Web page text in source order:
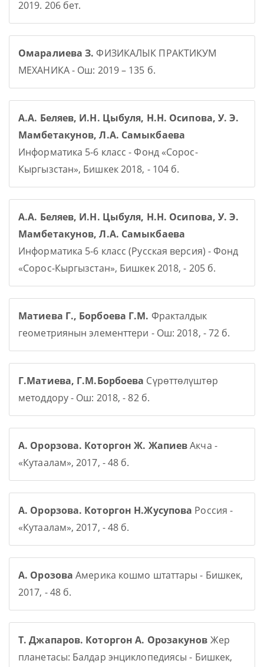
2019. 206 бет.
Омаралиева З. ФИЗИКАЛЫК ПРАКТИКУМ
МЕХАНИКА - Ош: 2019 – 135 б.
А.А. Беляев, И.Н. Цыбуля, Н.Н. Осипова, У. Э.
Мамбетакунов, Л.А. Самыкбаева
Информатика 5-6 класс - Фонд «Сорос-
Кыргызстан», Бишкек 2018, - 104 б.
А.А. Беляев, И.Н. Цыбуля, Н.Н. Осипова, У. Э.
Мамбетакунов, Л.А. Самыкбаева
Информатика 5-6 класс (Русская версия) - Фонд
«Сорос-Кыргызстан», Бишкек 2018, - 205 б.
Матиева Г., Борбоева Г.М. Фракталдык
геометриянын элементтери - Ош: 2018, - 72 б.
Г.Матиева, Г.М.Борбоева Сүрөттөлүштөр
методдору - Ош: 2018, - 82 б.
А. Орорзова. Которгон Ж. ЖапиевАкча -
«Кутаалам», 2017, - 48 б.
А. Орорзова. Которгон Н.Жусупова Россия -
«Кутаалам», 2017, - 48 б.
А. Орозова Америка кошмо штаттары - Бишкек,
2017, - 48 б.
Т. Джапаров. Которгон А. Орозакунов Жер
планетасы: Балдар энциклопедиясы - Бишкек,